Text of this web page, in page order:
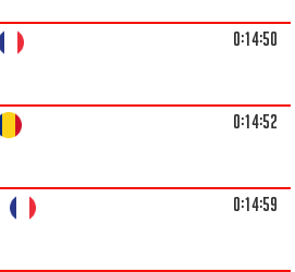
0:14:50
0:14:52
0:14:59